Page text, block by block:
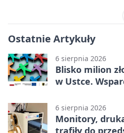
Ostatnie Artykuły
6 sierpnia 2026
Blisko milion
w Ustce.
6 sierpnia 2026
Monitory,
trafiły do